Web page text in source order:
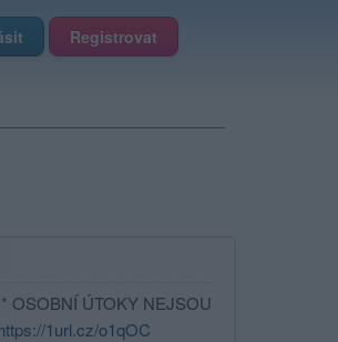
Registrovat
OSOBNÍ ÚTOKY NEJSOU
1url.cz/o1qOC